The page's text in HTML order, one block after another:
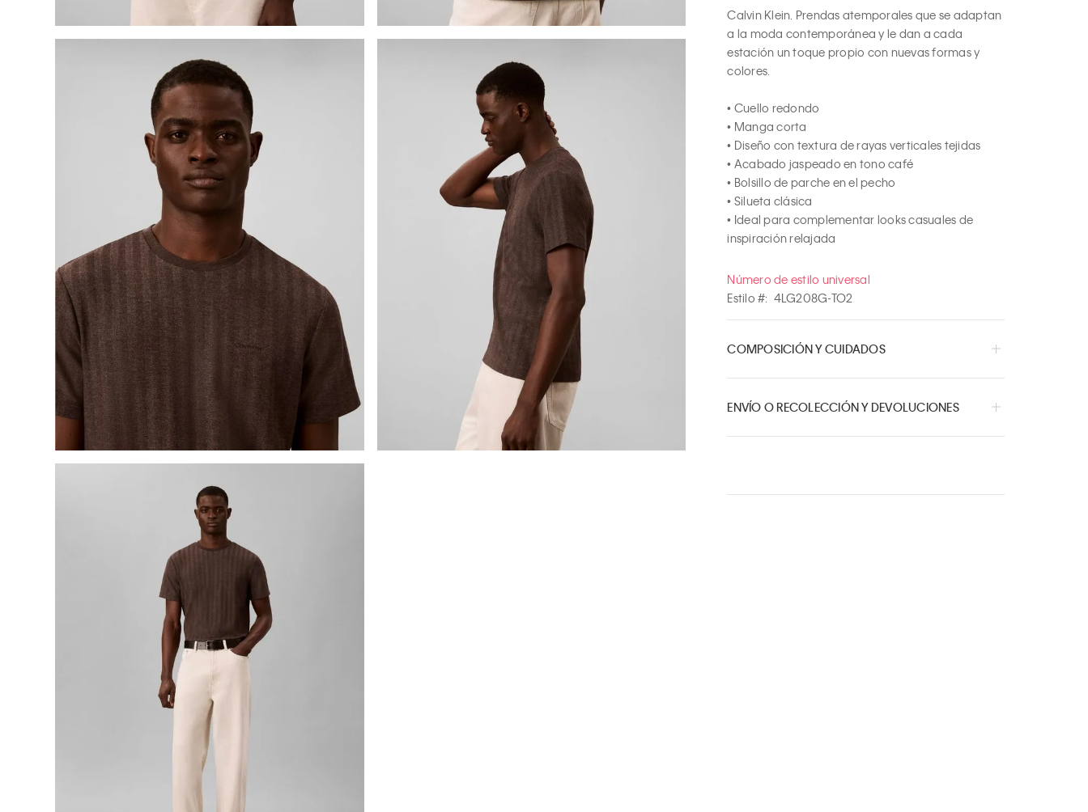
6
7
8
9
Calvin Klein. Prendas atemporales que se adaptan
a la moda contemporánea y le dan a cada
estación un toque propio con nuevas formas y
colores.
• Cuello redondo
• Manga corta
• Diseño con textura de rayas verticales tejidas
• Acabado jaspeado en tono café
• Bolsillo de parche en el pecho
• Silueta clásica
• Ideal para complementar looks casuales de
inspiración relajada
Número de estilo universal
Estilo #: 4LG208G-TO2
COMPOSICIÓN Y CUIDADOS
ENVÍO O RECOLECCIÓN Y DEVOLUCIONES